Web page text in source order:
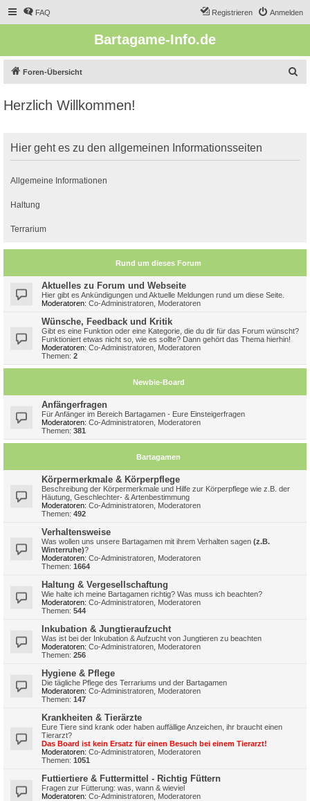
FAQ Anmelden
Registrieren
Bartagame-Info.de
Foren-Übersicht
Herzlich Willkommen!
Hier geht es zu den allgemeinen Informationsseiten
Allgemeine Informationen
Haltung
Terrarium
Rund um dieses Forum
Aktuelles zu Forum und Webseite
Hier gibt es Ankündigungen und Aktuelle Meldungen rund um diese Seite.
Moderatoren: Co-Administratoren Moderatoren
Wünsche, Feedback und Kritik
Gibt es eine Funktion oder eine Kategorie, die du dir für das Forum wünscht?
Funktioniert etwas nicht so, wie es sollte? Dann gehört das Thema hierhin!
Moderatoren: Co-Administratoren Moderatoren
Themen: 2
Newbie-Board
Anfängerfragen
Für Anfänger im Bereich Bartagamen - Eure Einsteigerfragen
Moderatoren: Co-Administratoren Moderatoren
Themen: 381
Bartagamen
Körpermerkmale & Körperpflege
Beschreibung der Körpermerkmale und Hilfe zur Körperpflege wie z.B. der
Häutung, Geschlechter- & Artenbestimmung
Moderatoren: Co-Administratoren Moderatoren
Themen: 492
Verhaltensweise
Was wollen uns unsere Bartagamen mit ihrem Verhalten sagen (z.B.
Winterruhe)?
Moderatoren: Co-Administratoren Moderatoren
Themen: 1664
Haltung & Vergesellschaftung
Wie halte ich meine Bartagamen richtig? Was muss ich beachten?
Moderatoren: Co-Administratoren Moderatoren
Themen: 544
Inkubation & Jungtieraufzucht
Was ist bei der Inkubation & Aufzucht von Jungtieren zu beachten
Moderatoren: Co-Administratoren Moderatoren
Themen: 256
Hygiene & Pflege
Die tägliche Pflege des Terrariums und der Bartagamen
Moderatoren: Co-Administratoren Moderatoren
Themen: 147
Krankheiten & Tierärzte
Eure Tiere sind krank oder haben auffällige Anzeichen, ihr braucht einen
Tierarzt?
Das Board ist kein Ersatz für einen Besuch bei einem Tierarzt!
Moderatoren: Co-Administratoren Moderatoren
Themen: 1051
Futtiertiere & Futtermittel - Richtig Füttern
Fragen zur Fütterung: was, wann & wieviel
Moderatoren: Co-Administratoren Moderatoren